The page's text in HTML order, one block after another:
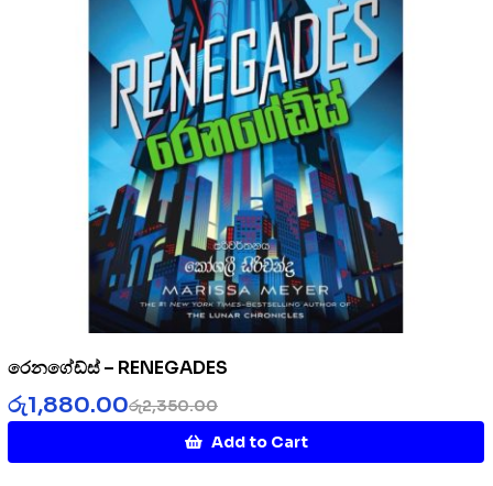
රෙනගේඩ්ස් – RENEGADES
රු2,350.00
රු1,880.00
Add to Cart